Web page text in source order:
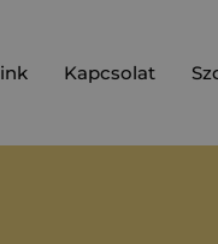
Kapcsolat